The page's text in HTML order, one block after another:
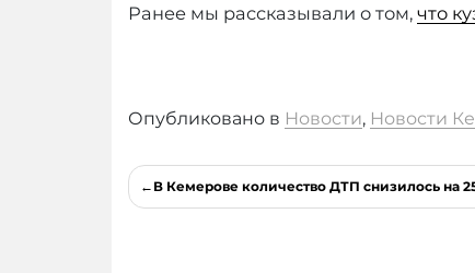
Ранее мы рассказывали о том, что
Опубликовано в Новости, Новости
Навигация
по
В Кемерове количество ДТП снизилось на